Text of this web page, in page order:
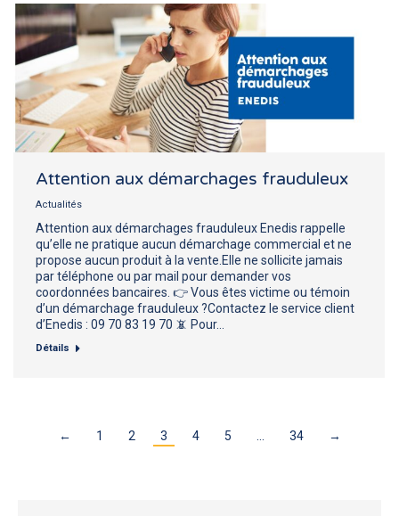
Attention aux démarchages frauduleux
Actualités
Attention aux démarchages frauduleux Enedis rappelle
qu’elle ne pratique aucun démarchage commercial et ne
propose aucun produit à la vente.Elle ne sollicite jamais
par téléphone ou par mail pour demander vos
coordonnées bancaires. 👉 Vous êtes victime ou témoin
d’un démarchage frauduleux ?Contactez le service client
d’Enedis : 09 70 83 19 70 📵 Pour…
Détails
← 1 2 3 4 5 34 →